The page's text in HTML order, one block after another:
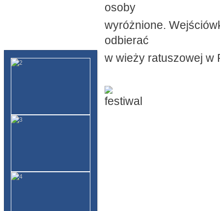
osoby
wyróżnione.
odbierać
w wieży ratuszowej w